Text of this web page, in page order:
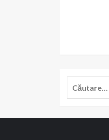
Caută